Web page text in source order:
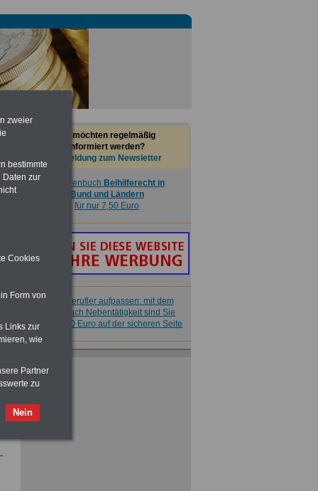
Sie möchten regelmäßig
informiert werden?
Anmeldung zum Newsletter
Nebenberufler aufpassen: mit dem
OnlineBuch Nebentätigkeit sind Sie
für nur 7,50 Euro auf der sicheren Seite
in Bund und Ländern
für nut 7,50 Euro
Taschenbuch Beihilferecht in
Bund und Ländern
für nur 7,50 Euro
Nebenberufler aufpassen: mit dem
OnlineBuch Nebentätigkeit sind Sie
für nur 7,50 Euro auf der sicheren Seite
zweier
bestimmte
Daten zur
Cookies
Form von
Links zur
wie
Partner
zu
Nein